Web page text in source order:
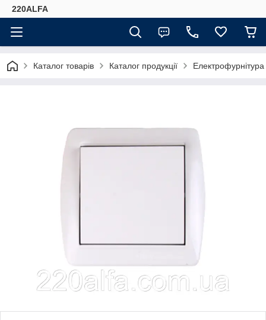
220ALFA
Каталог товарів Каталог продукції Електрофурнітура